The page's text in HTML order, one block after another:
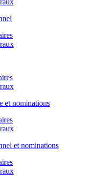
et nominations
et nominations